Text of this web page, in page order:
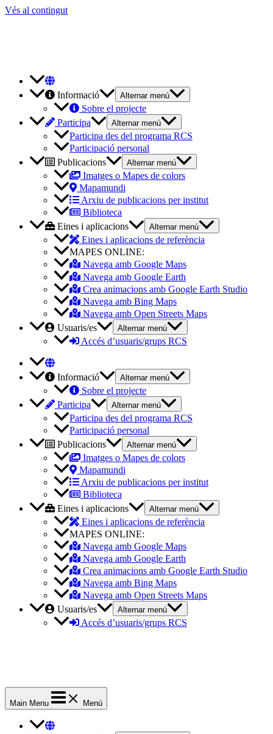
Vés al contingut
Informació Alternar menú
Sobre el projecte
Participa
Alternar menú
Participa des del programa RCS
Participació personal
Publicacions
Alternar menú
Imatges o Mapes de colors
Mapamundi
Arxiu de publicacions per institut
Biblioteca
Eines i aplicacions
Alternar menú
Eines i aplicacions de referència
MAPES ONLINE:
Navega amb Google Maps
Navega amb Google Earth
Crea animacions amb Google Earth Studio
Navega amb Bing Maps
Navega amb Open Streets Maps
Usuaris/es
Alternar menú
Accés d’usuaris/grups RCS
Informació Alternar menú
Sobre el projecte
Participa
Alternar menú
Participa des del programa RCS
Participació personal
Publicacions
Alternar menú
Imatges o Mapes de colors
Mapamundi
Arxiu de publicacions per institut
Biblioteca
Eines i aplicacions
Alternar menú
Eines i aplicacions de referència
MAPES ONLINE:
Navega amb Google Maps
Navega amb Google Earth
Crea animacions amb Google Earth Studio
Navega amb Bing Maps
Navega amb Open Streets Maps
Usuaris/es
Alternar menú
Accés d’usuaris/grups RCS
Main Menu Menú